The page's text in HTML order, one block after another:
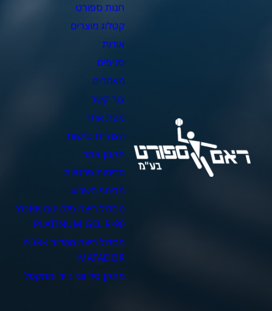
חנות ספורט
קטלוג מוצרים
אודות
סניפים
מאמרים
צור קשר
מפת אתר
הצהרת נגישות
תקנון אתר
מדיניות פרטיות
מבצעי השבוע
מסלול ריצה פלטינום YORK
PLATINUM GEL R-90
מסלול ריצה מטדור YORK
MATADOR
מתקן סל זוגי נייד ומתקפל